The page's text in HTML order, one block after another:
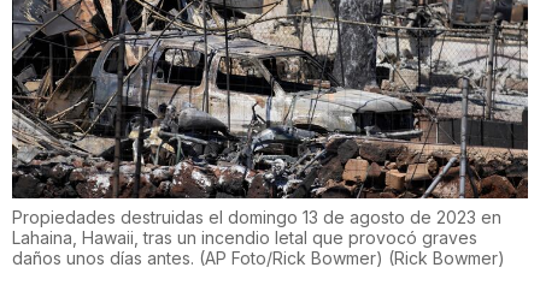
Propiedades destruidas el domingo 13 de agosto de 2023 en
Lahaina, Hawaii, tras un incendio letal que provocó graves
daños unos días antes. (AP Foto/Rick Bowmer) (Rick Bowmer)